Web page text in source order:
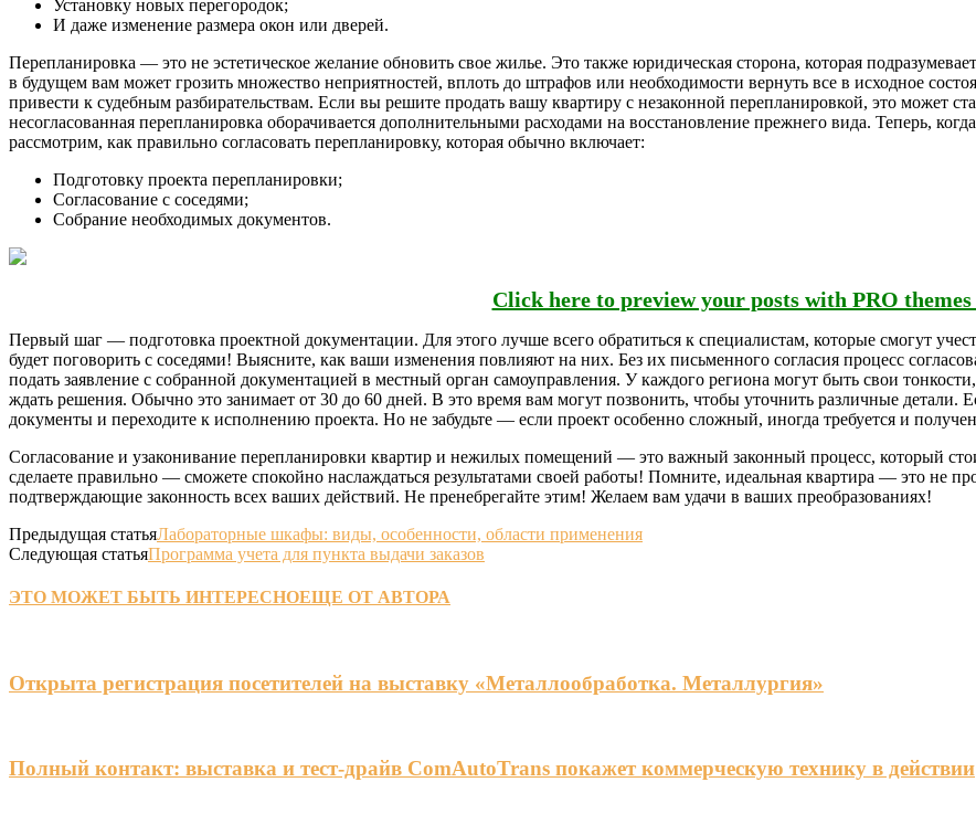
Установку новых перегородок;
И даже изменение размера окон или дверей.
Перепланировка — это не эстетическое желание обновить свое жилье. Это также юридическая сторона, которая
в будущем вам может грозить множество неприятностей, вплоть до штрафов или необходимости вернуть все в исходное
привести к судебным разбирательствам. Если вы решите продать вашу квартиру с незаконной перепланировкой, это может
несогласованная перепланировка оборачивается дополнительными расходами на восстановление прежнего вида. Теперь,
рассмотрим, как правильно согласовать перепланировку, которая обычно включает:
Подготовку проекта перепланировки;
Согласование с соседями;
Собрание необходимых документов.
Click here to preview your posts with PRO themes
Первый шаг — подготовка проектной документации. Для этого лучше всего обратиться к специалистам, которые смогут
будет поговорить с соседями! Выясните, как ваши изменения повлияют на них. Без их письменного согласия процесс
подать заявление с собранной документацией в местный орган самоуправления. У каждого региона могут быть свои
ждать решения. Обычно это занимает от 30 до 60 дней. В это время вам могут позвонить, чтобы уточнить различные детали.
документы и переходите к исполнению проекта. Но не забудьте — если проект особенно сложный, иногда требуется и
Согласование и узаконивание перепланировки квартир и нежилых помещений — это важный законный процесс, который
сделаете правильно — сможете спокойно наслаждаться результатами своей работы! Помните, идеальная квартира — это не
подтверждающие законность всех ваших действий. Не пренебрегайте этим! Желаем вам удачи в ваших преобразованиях!
Предыдущая статьяЛабораторные шкафы: виды, особенности, области применения
Следующая статьяПрограмма учета для пункта выдачи заказов
ЭТО МОЖЕТ БЫТЬ ИНТЕРЕСНОЕЩЕ ОТ АВТОРА
Открыта регистрация посетителей на выставку «Металлообработка. Металлургия»
Полный контакт: выставка и тест-драйв ComAutoTrans покажет коммерческую технику в действии